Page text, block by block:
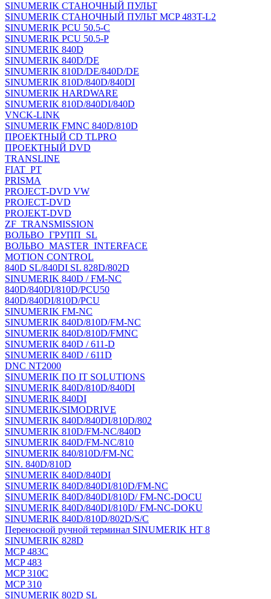
SINUMERIK СТАНОЧНЫЙ ПУЛЬТ
SINUMERIK СТАНОЧНЫЙ ПУЛЬТ MCP 483T-L2
SINUMERIK PCU 50.5-C
SINUMERIK PCU 50.5-P
SINUMERIK 840D
SINUMERIK 840D/DE
SINUMERIK 810D/DE/840D/DE
SINUMERIK 810D/840D/840DI
SINUMERIK HARDWARE
SINUMERIK 810D/840DI/840D
VNCK-LINK
SINUMERIK FMNC 840D/810D
ПРОЕКТНЫЙ CD TLPRO
ПРОЕКТНЫЙ DVD
TRANSLINE
FIAT_PT
PRISMA
PROJECT-DVD VW
PROJECT-DVD
PROJEKT-DVD
ZF_TRANSMISSION
ВОЛЬВО_ГРУПП_SL
ВОЛЬВО_MASTER_INTERFACE
MOTION CONTROL
840D SL/840DI SL 828D/802D
SINUMERIK 840D / FM-NC
840D/840DI/810D/PCU50
840D/840DI/810D/PCU
SINUMERIK FM-NC
SINUMERIK 840D/810D/FM-NC
SINUMERIK 840D/810D/FMNC
SINUMERIK 840D / 611-D
SINUMERIK 840D / 611D
DNC NT2000
SINUMERIK ПО IT SOLUTIONS
SINUMERIK 840D/810D/840DI
SINUMERIK 840DI
SINUMERIK/SIMODRIVE
SINUMERIK 840D/840DI/810D/802
SINUMERIK 810D/FM-NC/840D
SINUMERIK 840D/FM-NC/810
SINUMERIK 840/810D/FM-NC
SIN. 840D/810D
SINUMERIK 840D/840DI
SINUMERIK 840D/840DI/810D/FM-NC
SINUMERIK 840D/840DI/810D/ FM-NC-DOCU
SINUMERIK 840D/840DI/810D/ FM-NC-DOKU
SINUMERIK 840D/810D/802D/S/C
Переносной ручной терминал SINUMERIK HT 8
SINUMERIK 828D
MCP 483C
MCP 483
MCP 310C
MCP 310
SINUMERIK 802D SL